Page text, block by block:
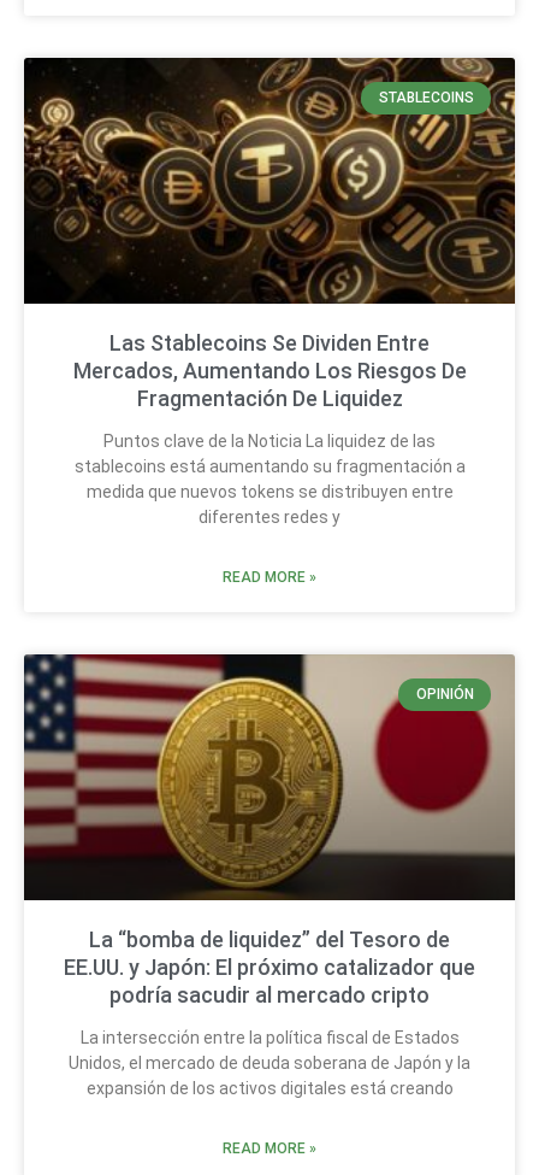
STABLECOINS
Las Stablecoins Se Dividen Entre
Mercados, Aumentando Los Riesgos De
Fragmentación De Liquidez
Puntos clave de la Noticia La liquidez de las
stablecoins está aumentando su fragmentación a
medida que nuevos tokens se distribuyen entre
diferentes redes y
READ MORE »
OPINIÓN
La “bomba de liquidez” del Tesoro de
EE.UU. y Japón: El próximo catalizador que
podría sacudir al mercado cripto
La intersección entre la política fiscal de Estados
Unidos, el mercado de deuda soberana de Japón y la
expansión de los activos digitales está creando
READ MORE »